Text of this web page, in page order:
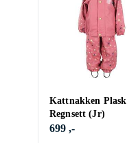
Kattnakken Plask
Regnsett (Jr)
699 ,-